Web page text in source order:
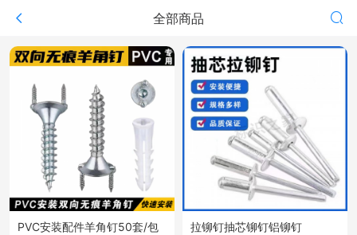
全部商品
PVC安装配件羊角钉50套/包
拉铆钉抽芯铆钉铝铆钉